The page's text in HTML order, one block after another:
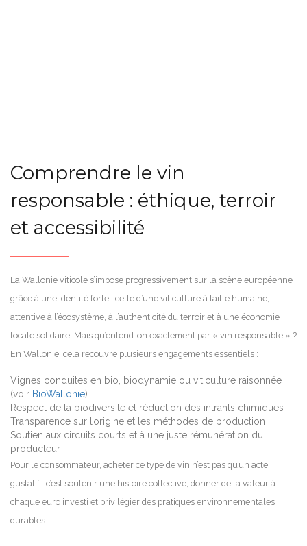
Comprendre le vin
responsable : éthique, terroir
et accessibilité
La Wallonie viticole s’impose progressivement sur la scène européenne
grâce à une identité forte : celle d’une viticulture à taille humaine,
attentive à l’écosystème, à l’authenticité du terroir et à une économie
locale solidaire. Mais qu’entend-on exactement par « vin responsable » ?
En Wallonie, cela recouvre plusieurs engagements essentiels :
Vignes conduites en bio, biodynamie ou viticulture raisonnée
(voir BioWallonie)
Respect de la biodiversité et réduction des intrants chimiques
Transparence sur l’origine et les méthodes de production
Soutien aux circuits courts et à une juste rémunération du
producteur
Pour le consommateur, acheter ce type de vin n’est pas qu’un acte
gustatif : c’est soutenir une histoire collective, donner de la valeur à
chaque euro investi et privilégier des pratiques environnementales
durables.